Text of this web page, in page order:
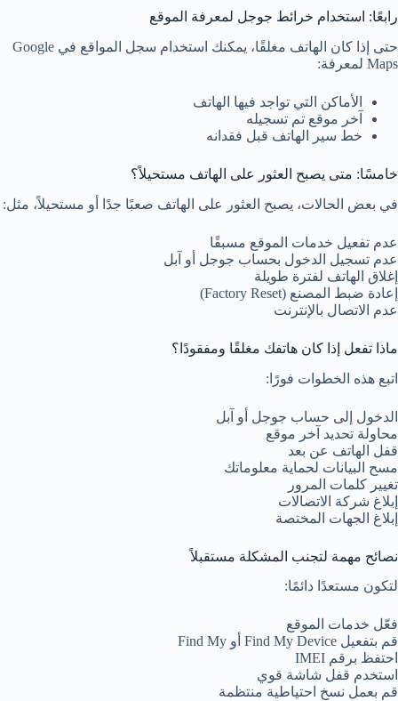
رابعًا: استخدام خرائط جوجل لمعرفة الموقع
حتى إذا كان الهاتف مغلقًا، يمكنك استخدام سجل المواقع في Google
Maps لمعرفة:
الأماكن التي تواجد فيها الهاتف
آخر موقع تم تسجيله
خط سير الهاتف قبل فقدانه
خامسًا: متى يصبح العثور على الهاتف مستحيلاً؟
في بعض الحالات، يصبح العثور على الهاتف صعبًا جدًا أو مستحيلاً، مثل:
عدم تفعيل خدمات الموقع مسبقًا
عدم تسجيل الدخول بحساب جوجل أو آبل
إغلاق الهاتف لفترة طويلة
إعادة ضبط المصنع (Factory Reset)
عدم الاتصال بالإنترنت
ماذا تفعل إذا كان هاتفك مغلقًا ومفقودًا؟
اتبع هذه الخطوات فورًا:
الدخول إلى حساب جوجل أو آبل
محاولة تحديد آخر موقع
قفل الهاتف عن بعد
مسح البيانات لحماية معلوماتك
تغيير كلمات المرور
إبلاغ شركة الاتصالات
إبلاغ الجهات المختصة
نصائح مهمة لتجنب المشكلة مستقبلاً
لتكون مستعدًا دائمًا:
فعّل خدمات الموقع
قم بتفعيل Find My Device أو Find My
احتفظ برقم IMEI
استخدم قفل شاشة قوي
قم بعمل نسخ احتياطية منتظمة